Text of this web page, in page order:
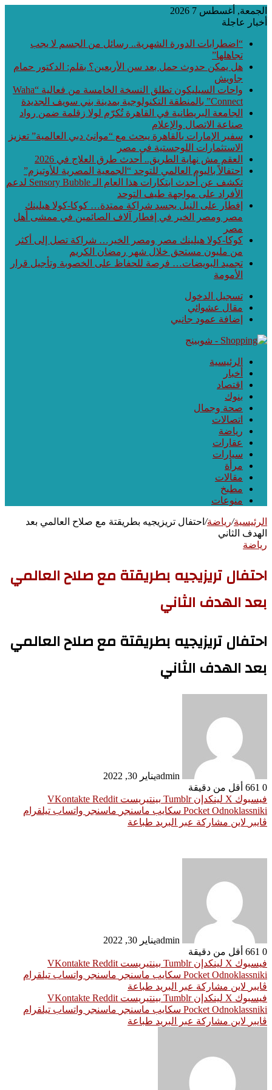
الجمعة, أغسطس 7 2026
أخبار عاجلة
“اضطرابات الدورة الشهرية.. رسائل من الجسم لا يجب
تجاهلها”
هل يمكن حدوث حمل بعد سن الأربعين؟ بقلم: الدكتور حمام
جاويش
واحات السيليكون تطلق النسخة الخامسة من فعالية “Waha
Connect” بالمنطقة التكنولوجية بمدينة بني سويف الجديدة
الجامعة البريطانية في القاهرة تُكرّم لولا زقلمة ضمن رواد
صناعة الاتصال والإعلام
سفير الإمارات بالقاهرة يبحث مع “موانئ دبي العالمية” تعزيز
الاستثمارات اللوجستية في مصر
العقم مش نهاية الطريق.. أحدث طرق العلاج في 2026
احتفالاً باليوم العالمي للتوحد “الجمعية المصرية للأوتيزم”
تكشف عن أحدث ابتكارات هذا العام الـ Sensory Bubble لدعم
الأفراد على مواجهة طيف التوحد
إفطار على النيل يجسد شراكة ممتدة… كوكا-كولا هيلينك
مصر ومصر الخير في إفطار آلاف الصائمين في ممشى أهل
مصر
كوكا-كولا هيلينك مصر ومصر الخير… شراكة تصل إلى أكثر
من مليون مستحق خلال شهر رمضان الكريم
تجميد البويضات… فرصة للحفاظ على الخصوبة وتأجيل قرار
الأمومة
تسجيل الدخول
مقال عشوائي
إضافة عمود جانبي
الرئيسية
أخبار
اقتصاد
بنوك
صحة وجمال
اتصالات
رياضة
عقارات
سيارات
مرأة
مقالات
مطبخ
منوعات
الرئيسية/رياضة/ احتفال تريزيجيه بطريقتة مع صلاح العالمي بعد
الهدف الثاني
رياضة
احتفال تريزيجيه بطريقتة مع صلاح العالمي
بعد الهدف الثاني
احتفال تريزيجيه بطريقتة مع صلاح العالمي
بعد الهدف الثاني
adminيناير 30, 2022
0
أقل من دقيقة
فيسبوك ‫X لينكدإن بينتيريست
Odnoklassniki
‫Pocket سكايب ماسنجر ماسنجر واتساب تيلقرام
ڤايبر لاين مشاركة عبر البريد طباعة
adminيناير 30, 2022
0
أقل من دقيقة
فيسبوك ‫X لينكدإن بينتيريست
Odnoklassniki
‫Pocket سكايب ماسنجر ماسنجر واتساب تيلقرام
ڤايبر لاين مشاركة عبر البريد طباعة
فيسبوك ‫X لينكدإن بينتيريست
Odnoklassniki
‫Pocket سكايب ماسنجر ماسنجر واتساب تيلقرام
ڤايبر لاين مشاركة عبر البريد طباعة